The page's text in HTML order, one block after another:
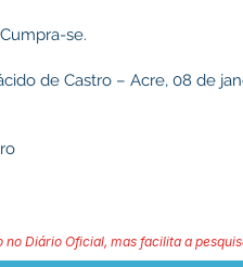
se.
de Castro – Acre, 08 de
no Diário Oficial, mas facilita a